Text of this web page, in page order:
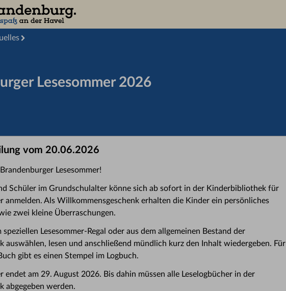
Lesesommer 2026
vom 20.06.2026
Lesesommer!
Schüler im Grundschulalter könne sich ab sofort in der Kinderbibliothek für
anmelden. Als Willkommensgeschenk erhalten die Kinder ein persönliches
zwei kleine Überraschungen.
speziellen Lesesommer-Regal oder aus dem allgemeinen Bestand der
auswählen, lesen und anschließend mündlich kurz den Inhalt wiedergeben. Für
gibt es einen Stempel im Logbuch.
endet am 29. August 2026. Bis dahin müssen alle Leselogbücher in der
abgegeben werden.